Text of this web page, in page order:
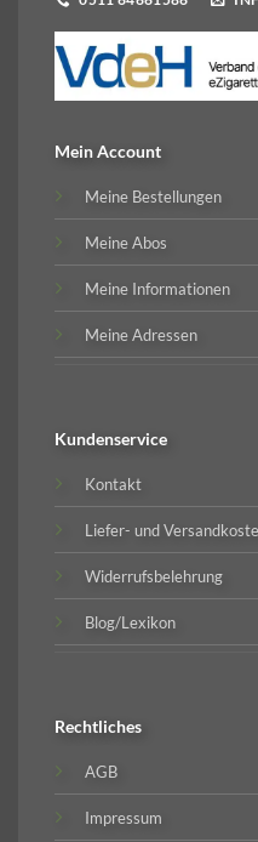
Mein Account
Meine Bestellungen
Meine Abos
Meine Informationen
Meine Adressen
Kundenservice
Kontakt
Liefer- und
Widerrufsbelehrung
Blog/Lexikon
Rechtliches
AGB
Impressum